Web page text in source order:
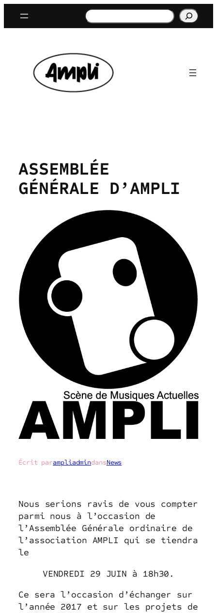
Rechercher
ASSEMBLÉE
GÉNÉRALE D’AMPLI
Écrit parampliadmindansNews
Nous serions ravis de vous compter
parmi nous à l’occasion de
l’Assemblée Générale ordinaire de
l’association AMPLI qui se tiendra
le
VENDREDI 29 JUIN à 18h30.
Ce sera l’occasion d’échanger sur
l’année 2017 et sur les projets de